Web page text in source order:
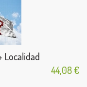
Localidad
44,08 €